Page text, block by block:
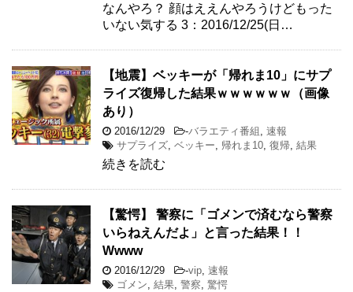
なんやろ？ 顔はええんやろうけどもった
いない気する 3：2016/12/25(日…
【地震】ベッキーが「帰れま10」にサプ
ライズ復帰した結果ｗｗｗｗｗｗ（画像
あり）
2016/12/29 -バラエティ番組
速報
サプライズ ベッキー 帰れま10 復帰 結果
続きを読む
【驚愕】 警察に「ゴメンで済むなら警察
いらねえんだよ」と言った結果！！
Wwww
2016/12/29 -vip 速報
ゴメン 結果 警察 驚愕